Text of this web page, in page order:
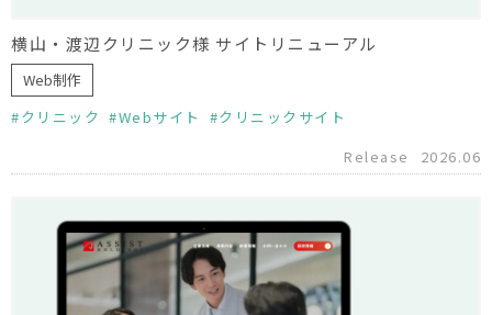
横山・渡辺クリニック様 サイトリニューアル
Web制作
クリニック
Webサイト
クリニックサイト
Release
2026.06